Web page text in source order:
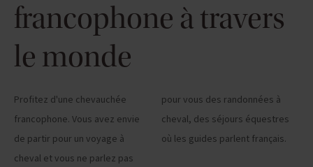
francophone à travers
le monde
Profitez d'une chevauchée
francophone. Vous avez envie
de partir pour un voyage à
cheval et vous ne parlez pas
pour vous des randonnées à
cheval, des séjours équestres
où les guides parlent français.